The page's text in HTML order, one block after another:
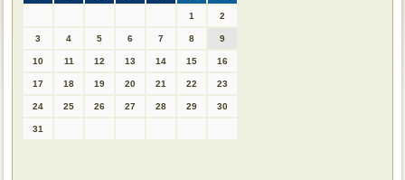
1 2
3 4 5 6 7 8 9
10 11 12 13 14 15 16
17 18 19 20 21 22 23
24 25 26 27 28 29 30
31